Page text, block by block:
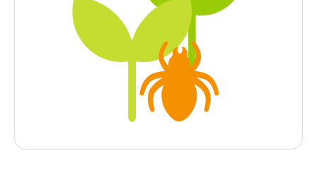
קוטלי עשבים
קוטלי מחלות
קוטלי חרקים
דישון עלוותי וביוסטימולנטים
שונות